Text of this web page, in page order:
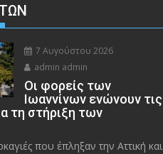
7 Αυγούστου 2026
admin admin
Οι φορείς των
Ιωαννίνων ενώνουν τις
τη στήριξη των
που έπληξαν την Αττική και